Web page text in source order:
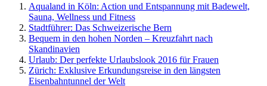
Aqualand in Köln: Action und Entspannung mit Badewelt,
Sauna, Wellness und Fitness
Stadtführer: Das Schweizerische Bern
Bequem in den hohen Norden – Kreuzfahrt nach
Skandinavien
Urlaub: Der perfekte Urlaubslook 2016 für Frauen
Zürich: Exklusive Erkundungsreise in den längsten
Eisenbahntunnel der Welt